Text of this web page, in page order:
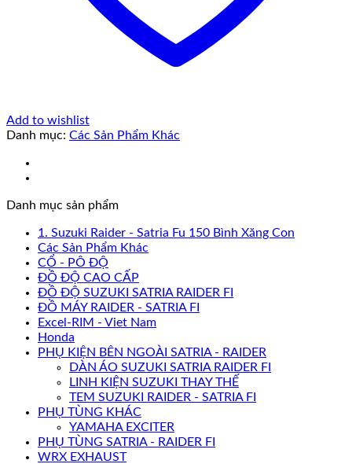
Add to wishlist
Danh mục: Các Sản Phẩm Khác
Danh mục sản phẩm
1. Suzuki Raider - Satria Fu 150 Bình Xăng Con
Các Sản Phẩm Khác
CỔ - PÔ ĐỘ
ĐỒ ĐỘ CAO CẤP
ĐỒ ĐỘ SUZUKI SATRIA RAIDER FI
ĐỒ MÁY RAIDER - SATRIA FI
Excel-RIM - Viet Nam
Honda
PHỤ KIỆN BÊN NGOÀI SATRIA - RAIDER
DÀN ÁO SUZUKI SATRIA RAIDER FI
LINH KIỆN SUZUKI THAY THẾ
TEM SUZUKI RAIDER - SATRIA FI
PHỤ TÙNG KHÁC
YAMAHA EXCITER
PHỤ TÙNG SATRIA - RAIDER FI
WRX EXHAUST